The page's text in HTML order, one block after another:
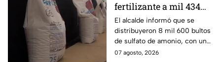
fertilizante a mil 434
productores de San
Miguel de Allende
El alcalde informó que se
distribuyeron 8 mil 600 bultos
de sulfato de amonio, con una
inversión cercana a los 3
07 agosto, 2026